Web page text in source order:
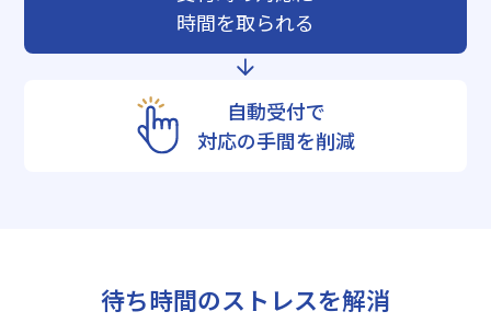
時間を取られる
自動受付で
対応の手間を削減
待ち時間のストレスを解消